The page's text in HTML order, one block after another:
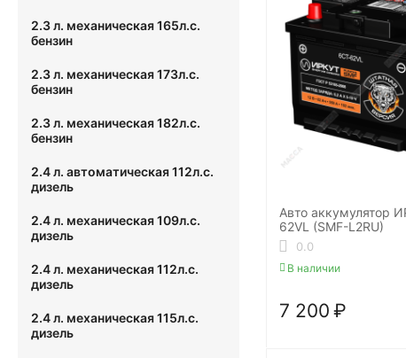
Авто аккумулятор
62VL (SMF-L2RU)
0.0
В наличии
7 200 ₽
2.3 л. механическая 165л.с.
бензин
2.3 л. механическая 173л.с.
бензин
2.3 л. механическая 182л.с.
бензин
2.4 л. автоматическая 112л.с.
дизель
2.4 л. механическая 109л.с.
дизель
2.4 л. механическая 112л.с.
дизель
2.4 л. механическая 115л.с.
дизель